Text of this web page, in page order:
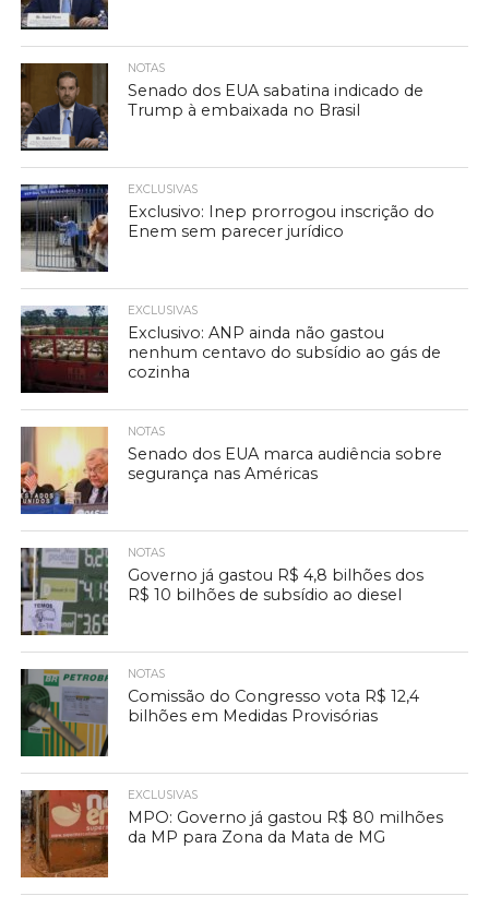
NOTAS
Senado dos EUA sabatina indicado de
Trump à embaixada no Brasil
EXCLUSIVAS
Exclusivo: Inep prorrogou inscrição do
Enem sem parecer jurídico
EXCLUSIVAS
Exclusivo: ANP ainda não gastou
nenhum centavo do subsídio ao gás de
cozinha
NOTAS
Senado dos EUA marca audiência sobre
segurança nas Américas
NOTAS
Governo já gastou R$ 4,8 bilhões dos
R$ 10 bilhões de subsídio ao diesel
NOTAS
Comissão do Congresso vota R$ 12,4
bilhões em Medidas Provisórias
EXCLUSIVAS
MPO: Governo já gastou R$ 80 milhões
da MP para Zona da Mata de MG